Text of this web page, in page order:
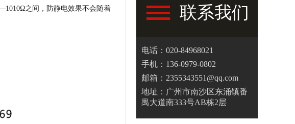
之间，防静电效果不会随着
联系我们
电话：020-84968021
手机：136-0979-0802
邮箱：2355343551@qq.com
地址：广州市南沙区东涌镇番
禺大道南333号AB栋2层